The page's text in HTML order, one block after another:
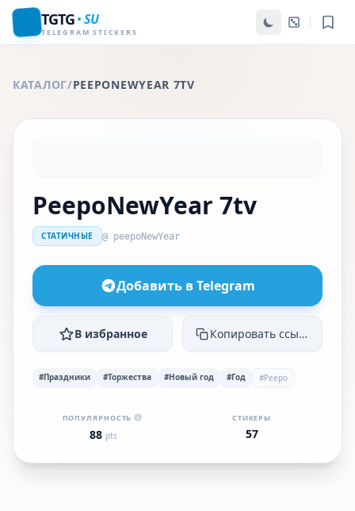
TGTG SU
TELEGRAM STICKERS
КАТАЛОГ/PEEPONEWYEAR 7TV
PeepoNewYear 7tv
СТАТИЧНЫЕ @ peepoNewYear
Добавить в Telegram
В избранное Копировать ссылку
#Праздники #Торжества #Новый год #Год #Peepo
ПОПУЛЯРНОСТЬ
88 pts
СТИКЕРЫ
57